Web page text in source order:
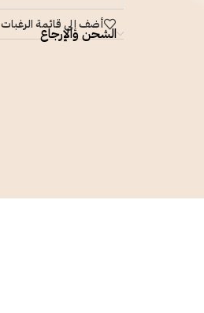
أضف إلى قائمة الرغبات
الشحن والإرجاع